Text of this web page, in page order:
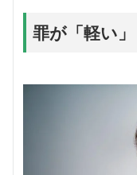
罪が「軽い